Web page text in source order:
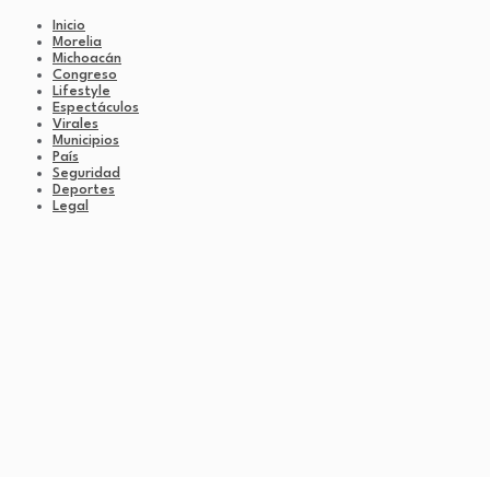
Inicio
Morelia
Michoacán
Congreso
Lifestyle
Espectáculos
Virales
Municipios
País
Seguridad
Deportes
Legal